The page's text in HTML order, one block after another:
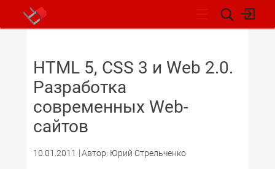
HTML 5, CSS 3 и Web 2.0.
Разработка
современных Web-
сайтов
10.01.2011 Автор: Юрий Стрельченко